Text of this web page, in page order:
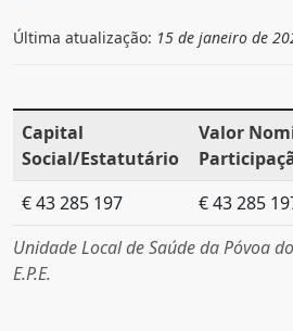
Última atualização: 15 de janeiro de
Unidade Local de Saúde da Póvoa
E.P.E.
Capital
Social/Estatutário
Valor
€ 43 285 197
€ 43 285